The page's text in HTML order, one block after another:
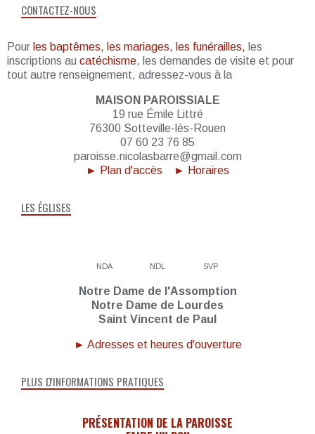
CONTACTEZ-NOUS
Pour les baptêmes, les mariages, les funérailles, les
inscriptions au catéchisme, les demandes de visite et pour
tout autre renseignement, adressez-vous à la
MAISON PAROISSIALE
19 rue Émile Littré
76300 Sotteville-lès-Rouen
07 60 23 76 85
paroisse.nicolasbarre@gmail.com
► Plan d'accès
► Horaires
LES ÉGLISES
NDA NDL SVP
Notre Dame de l'Assomption
Notre Dame de Lourdes
Saint Vincent de Paul
► Adresses et heures d'ouverture
PLUS D'INFORMATIONS PRATIQUES
PRÉSENTATION DE LA PAROISSE